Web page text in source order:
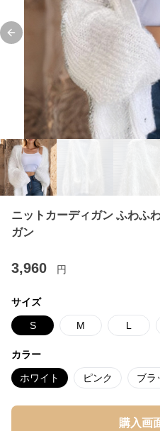
Previous slide
ニットカーディガン ふわふ
ガン
3,960 円
サイズ
S M L
カラー
ホワイト ピンク ブラ
購入画